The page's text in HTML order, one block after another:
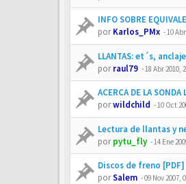
INFO SOBRE
porKarlos_PMx -10
LLANTAS: et´s,
porraul79 -18 Abr 2010,
ACERCA DE LA SONDA
porwildchild -10 Oct
Lectura de llantas y
porpytu_fly -14 Ene
Discos de freno [PDF]
porSalem -09 Nov 2007,